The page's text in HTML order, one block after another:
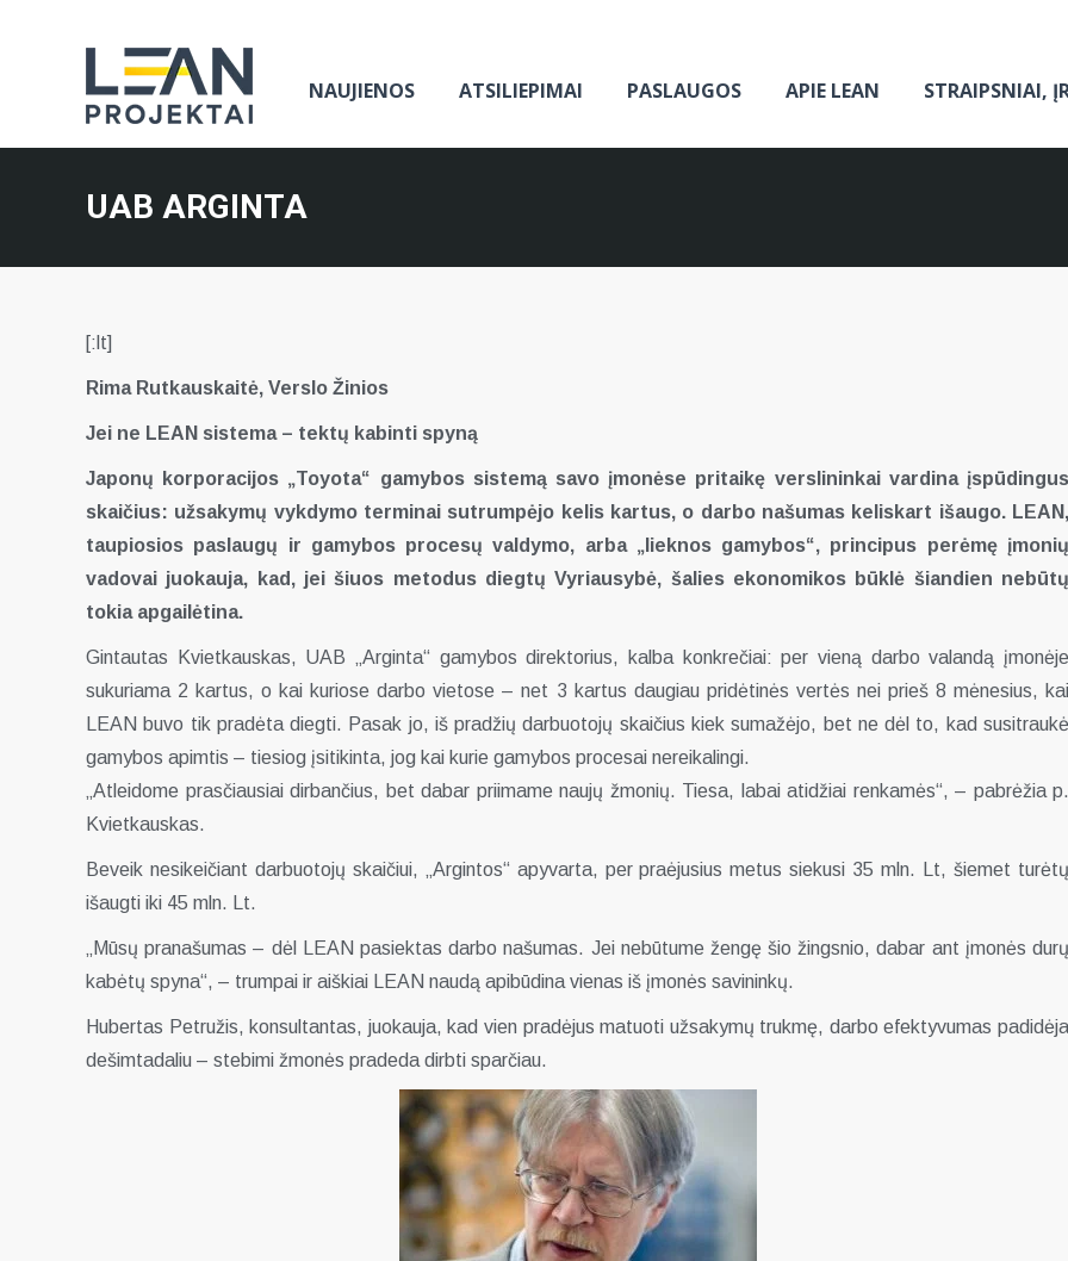
NAUJIENOS ATSILIEPIMAI PASLAUGOS APIE LEAN STRAIPSNIAI,
UAB ARGINTA
[:lt]
Rima Rutkauskaitė, Verslo Žinios
Jei ne LEAN sistema – tektų kabinti spyną
Japonų korporacijos „Toyota“ gamybos sistemą savo įmonėse pritaikę verslininkai vardina įspūdingus
skaičius: užsakymų vykdymo terminai sutrumpėjo kelis kartus, o darbo našumas keliskart išaugo. LEAN,
taupiosios paslaugų ir gamybos procesų valdymo, arba „lieknos gamybos“, principus perėmę įmonių
vadovai juokauja, kad, jei šiuos metodus diegtų Vyriausybė, šalies ekonomikos būklė šiandien nebūtų
tokia apgailėtina.
Gintautas Kvietkauskas, UAB „Arginta“ gamybos direktorius, kalba konkrečiai: per vieną darbo valandą įmonėje
sukuriama 2 kartus, o kai kuriose darbo vietose – net 3 kartus daugiau pridėtinės vertės nei prieš 8 mėnesius, kai
LEAN buvo tik pradėta diegti. Pasak jo, iš pradžių darbuotojų skaičius kiek sumažėjo, bet ne dėl to, kad susitraukė
gamybos apimtis – tiesiog įsitikinta, jog kai kurie gamybos procesai nereikalingi.
„Atleidome prasčiausiai dirbančius, bet dabar priimame naujų žmonių. Tiesa, labai atidžiai renkamės“, – pabrėžia p.
Kvietkauskas.
Beveik nesikeičiant darbuotojų skaičiui, „Argintos“ apyvarta, per praėjusius metus siekusi 35 mln. Lt, šiemet turėtų
išaugti iki 45 mln. Lt.
„Mūsų pranašumas – dėl LEAN pasiektas darbo našumas. Jei nebūtume žengę šio žingsnio, dabar ant įmonės durų
kabėtų spyna“, – trumpai ir aiškiai LEAN naudą apibūdina vienas iš įmonės savininkų.
Hubertas Petružis, konsultantas, juokauja, kad vien pradėjus matuoti užsakymų trukmę, darbo efektyvumas padidėja
dešimtadaliu – stebimi žmonės pradeda dirbti sparčiau.